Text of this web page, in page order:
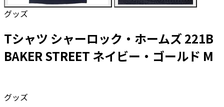
グッズ
Tシャツ シャーロック・ホームズ 221B
BAKER STREET ネイビー・ゴールド M
グッズ